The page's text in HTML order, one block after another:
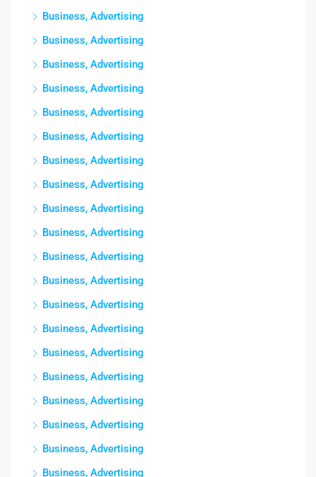
Business, Advertising
Business, Advertising
Business, Advertising
Business, Advertising
Business, Advertising
Business, Advertising
Business, Advertising
Business, Advertising
Business, Advertising
Business, Advertising
Business, Advertising
Business, Advertising
Business, Advertising
Business, Advertising
Business, Advertising
Business, Advertising
Business, Advertising
Business, Advertising
Business, Advertising
Business, Advertising